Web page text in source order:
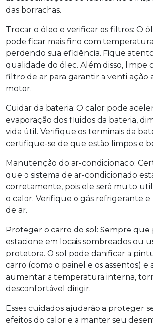
das borrachas.
Trocar o óleo e verificar os filtros: O
pode ficar mais fino com
perdendo sua eficiência. Fique
qualidade do óleo. Além disso, limpe
filtro de ar para garantir a ventilação
motor.
Cuidar da bateria: O calor pode
evaporação dos fluidos da bateria,
vida útil. Verifique os terminais da
certifique-se de que estão limpos e
Manutenção do ar-condicionado:
que o sistema de ar-condicionado
corretamente, pois ele será muito
o calor. Verifique o gás refrigerante
de ar.
Proteger o carro do sol: Sempre que
estacione em locais sombreados ou
protetora. O sol pode danificar a
carro (como o painel e os assentos) e
aumentar a temperatura interna,
desconfortável dirigir.
Esses cuidados ajudarão a proteger
efeitos do calor e a manter seu